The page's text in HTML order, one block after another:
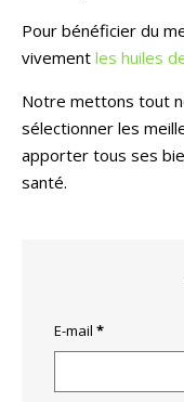
Pour bénéficier du
vivement les huiles
Notre mettons tout
sélectionner les
apporter tous ses
santé.
E-mail *